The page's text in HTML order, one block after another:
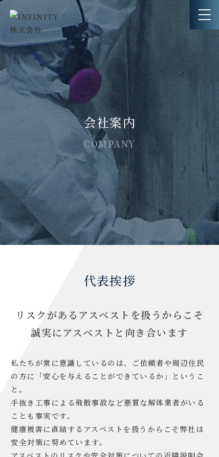
TOP
会社案内
アスベスト除去工事
アスベスト除去の流れ
求人情報
お知らせ
03-6281-0831
受付時間 | 10:00〜16:00 （土・日・祝日除く）
会社案内
COMPANY
代表挨拶
リスクがあるアスベストを扱うからこそ
誠実にアスベストと向き合います
私たちが常に意識しているのは、ご依頼者や周辺住民
の方に「安心を与えることができているか」というこ
と。
手抜き工事による飛散事故など悪質な解体業者がいる
ことも事実です。
健康被害に直結するアスベストを扱うからこそ弊社は
安全対策に努めています。